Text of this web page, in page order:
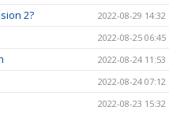
2? 2022-08-29 14:32
2022-08-25 06:45
2022-08-24 11:53
2022-08-24 07:12
2022-08-23 15:32